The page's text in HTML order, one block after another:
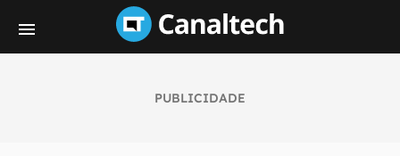
PUBLICIDADE